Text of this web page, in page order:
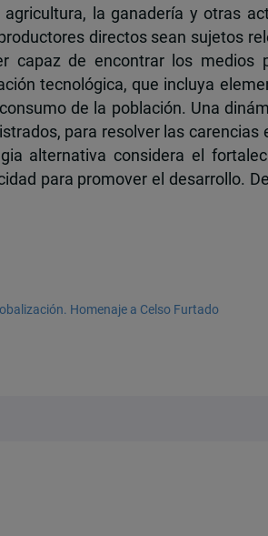
la ganadería y otras
directos sean sujetos
capaz de encontrar los medios
tecnológica, que incluya
de la población. Una
para resolver las carencias
alternativa considera el
para promover el desarrollo.
Homenaje a Celso Furtado